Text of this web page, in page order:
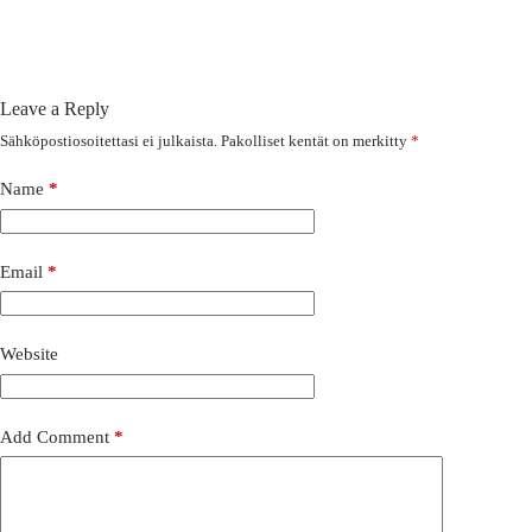
Leave a Reply
Sähköpostiosoitettasi ei julkaista. Pakolliset kentät on merkitty *
Name *
Email *
Website
Add Comment *